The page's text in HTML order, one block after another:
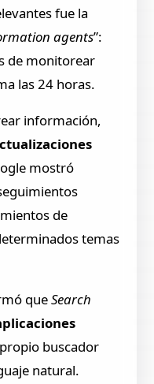
fue la
agents”:
de monitorear
las 24 horas.
información,
mostró
de
temas
queSearch
buscador
natural.